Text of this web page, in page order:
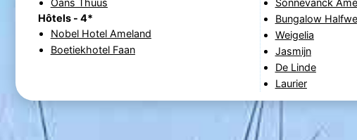
Oans Thuus
Hôtels - 4*
Nobel Hotel Ameland
Boetiekhotel Faan
Sonnevanck
Bungalow
Weigelia
Jasmijn
De Linde
Laurier